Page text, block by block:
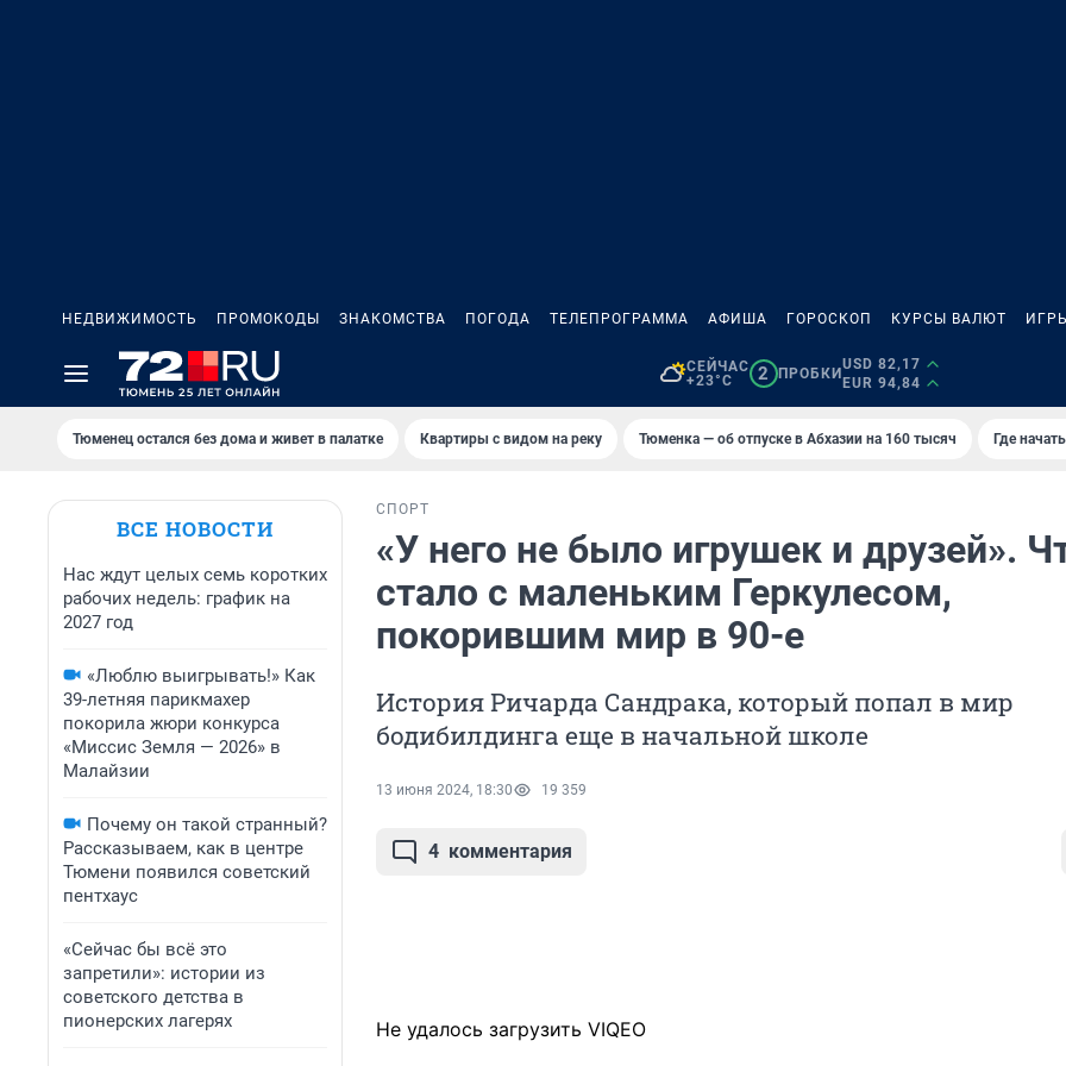
НЕДВИЖИМОСТЬ ПРОМОКОДЫ ЗНАКОМСТВА ПОГОДА ТЕЛЕПРОГРАММА АФИША ГОРОСКОП КУРСЫ ВАЛЮТ
СЕЙЧАС
+23°C
2 ПРОБКИ
USD 82,17
EUR 94,84
Тюменец остался без дома и живет в палатке Квартиры с видом на реку Тюменка — об отпуске в Абхазии на 160 тысяч Где
ВСЕ НОВОСТИ
Нас ждут целых семь коротких
рабочих недель: график на
2027 год
«Люблю выигрывать!» Как
39-летняя парикмахер
покорила жюри конкурса
«Миссис Земля — 2026» в
Малайзии
Почему он такой странный?
Рассказываем, как в центре
Тюмени появился советский
пентхаус
«Сейчас бы всё это
запретили»: истории из
советского детства в
пионерских лагерях
СПОРТ
«У него не было игрушек и друзей».
стало с маленьким Геркулесом,
покорившим мир в 90-е
История Ричарда Сандрака, который попал в мир
бодибилдинга еще в начальной школе
13 июня 2024, 18:30 19 359
4 комментария
Не удалось загрузить VIQEO